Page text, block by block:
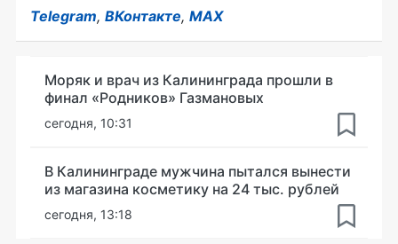
Telegram, ВКонтакте, MAX
Моряк и врач из Калининграда прошли в
финал «Родников» Газмановых
сегодня, 10:31
В Калининграде мужчина пытался вынести
из магазина косметику на 24 тыс. рублей
сегодня, 13:18